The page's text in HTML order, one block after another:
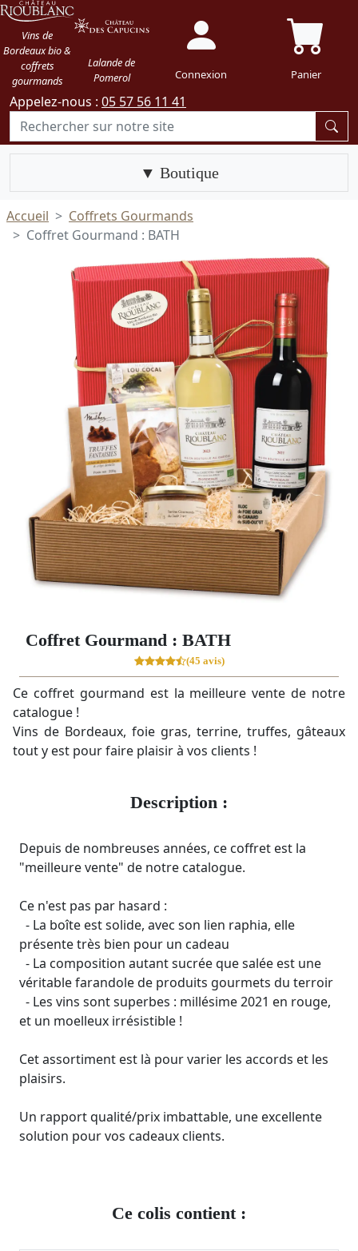
Vins de
Bordeaux bio &
coffrets
gourmands
Lalande de
Pomerol
Connexion Panier
Appelez-nous : 05 57 56 11 41
Boutique
Accueil
Coffrets Gourmands
Coffret Gourmand : BATH
Coffret Gourmand : BATH
(45 avis)
Ce coffret gourmand est la meilleure vente de notre
catalogue !
Vins de Bordeaux, foie gras, terrine, truffes, gâteaux
tout y est pour faire plaisir à vos clients !
Description :
Depuis de nombreuses années, ce coffret est la
"meilleure vente" de notre catalogue.
Ce n'est pas par hasard :
- La boîte est solide, avec son lien raphia, elle
présente très bien pour un cadeau
- La composition autant sucrée que salée est une
véritable farandole de produits gourmets du terroir
- Les vins sont superbes : millésime 2021 en rouge,
et un moelleux irrésistible !
Cet assortiment est là pour varier les accords et les
plaisirs.
Un rapport qualité/prix imbattable, une excellente
solution pour vos cadeaux clients.
Ce colis contient :